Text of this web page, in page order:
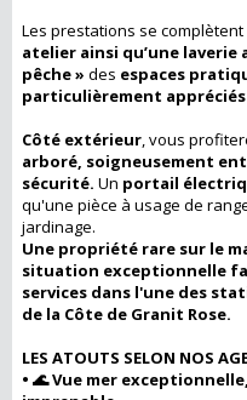
Les prestations se complètent
atelier ainsi qu’une
pêche » des espaces
particulièrement
Côté extérieur, vous
arboré, soigneusement
sécurité. Un portail
qu'une pièce à usage de
jardinage.
Une propriété rare sur le
situation exceptionnelle
services dans l'une des
de la Côte de Granit Rose.
LES ATOUTS SELON NOS
• 🌊 Vue mer